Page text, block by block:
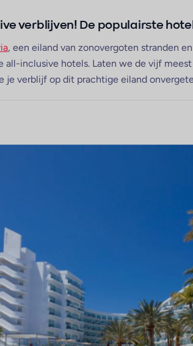
verblijven! De populairste
, een eiland van zonovergoten stranden
all-inclusive hotels. Laten we de vijf
je verblijf op dit prachtige eiland